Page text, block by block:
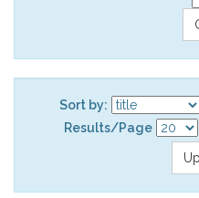
Sort by:
Results/Page